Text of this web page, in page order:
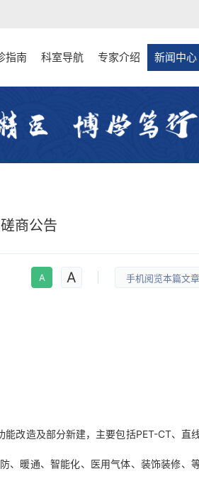
指南 科室导航 专家介绍 新闻中心
商公告
手机阅览本篇文章
A A
改造及部分新建，主要包括PET-CT、直
、暖通、智能化、医用气体、装饰装修、